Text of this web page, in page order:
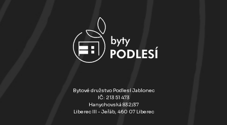
Bytové družstvo Podlesí Jablonec
IČ: 213 51 473
Hanychovská 832/37
Liberec III - Jeřáb, 460 07 Liberec